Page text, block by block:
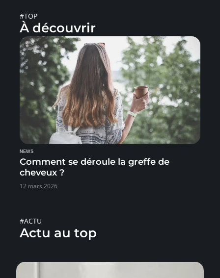
#TOP
À découvrir
NEWS
Comment se déroule la greffe de
cheveux ?
12 mars 2026
#ACTU
Actu au top